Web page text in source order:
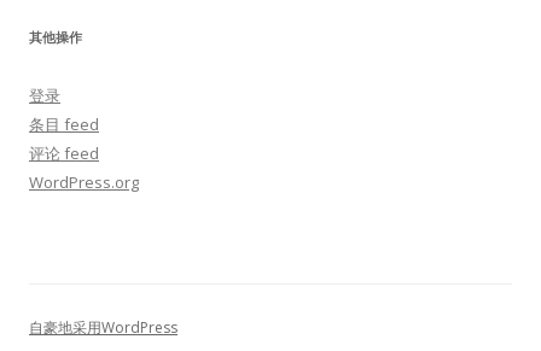
其他操作
登录
条目 feed
评论 feed
WordPress.org
自豪地采用WordPress